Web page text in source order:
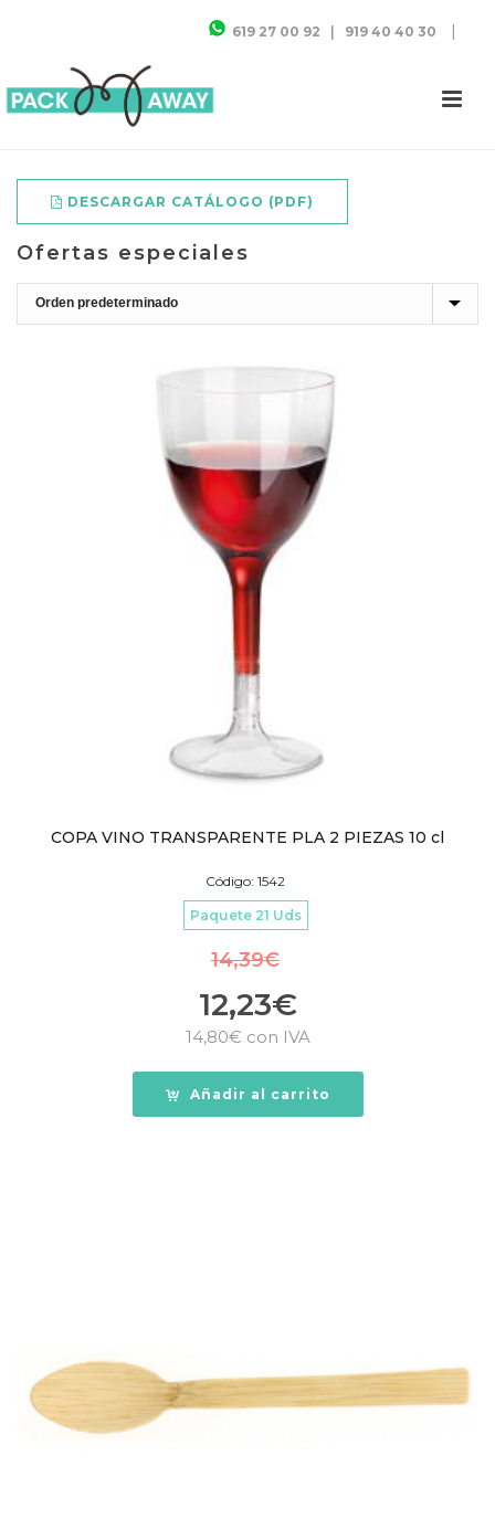
619 27 00 92 919 40 40 30 |
DESCARGAR CATÁLOGO (PDF)
Ofertas especiales
COPA VINO TRANSPARENTE PLA 2 PIEZAS 10 cl
Código: 1542
Paquete 21 Uds
14,39€
12,23€
14,80€ con IVA
Añadir al carrito